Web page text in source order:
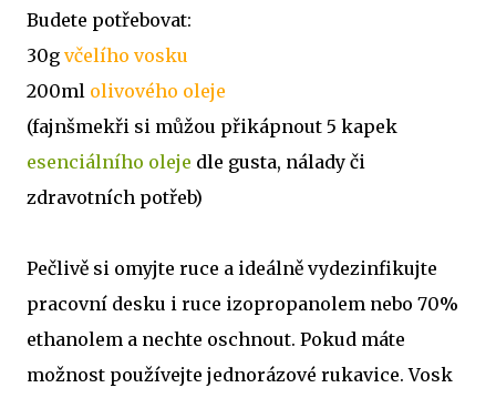
Budete potřebovat:
30g včelího vosku
200ml olivového oleje
(fajnšmekři si můžou přikápnout 5 kapek
esenciálního oleje dle gusta, nálady či
zdravotních potřeb)
Pečlivě si omyjte ruce a ideálně vydezinfikujte
pracovní desku i ruce izopropanolem nebo 70%
ethanolem a nechte oschnout. Pokud máte
možnost používejte jednorázové rukavice. Vosk